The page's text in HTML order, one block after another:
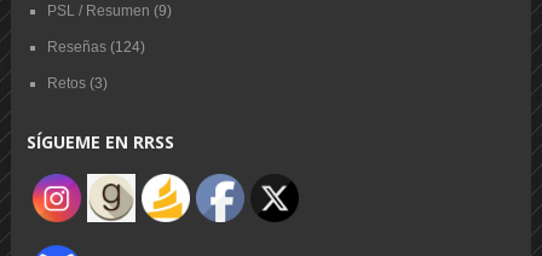
PSL / Resumen (9)
Reseñas(124)
Retos(3)
SÍGUEME EN RRSS